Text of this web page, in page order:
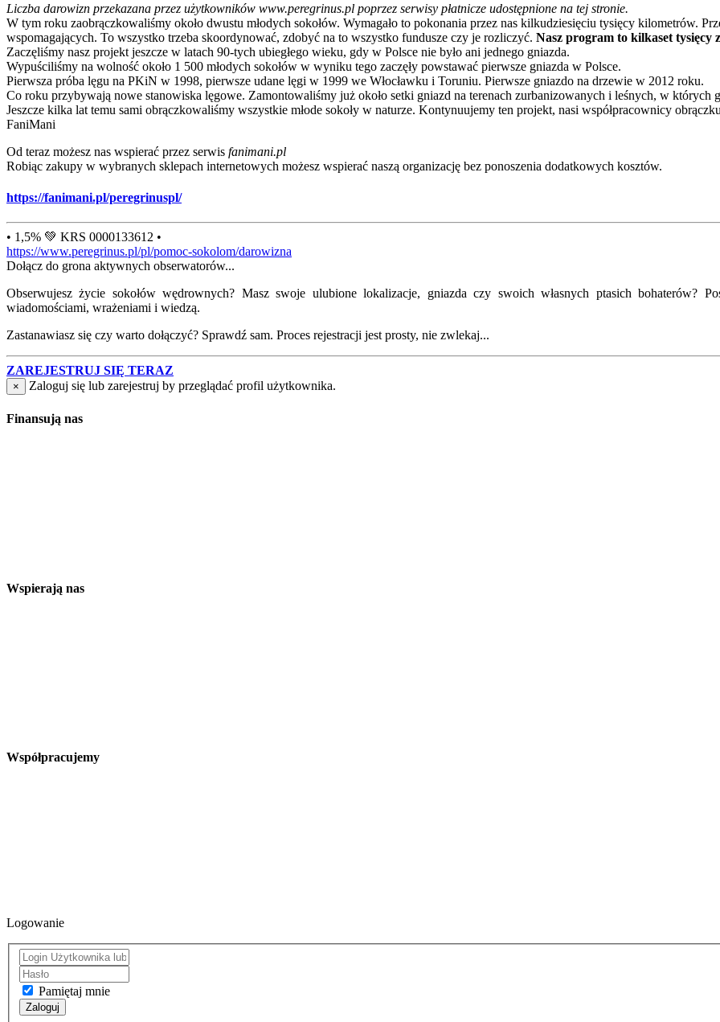
Liczba darowizn przekazana przez użytkowników www.peregrinus.pl poprzez serwisy płatnicze udostępnione na tej stronie.
W tym roku zaobrączkowaliśmy około dwustu młodych sokołów. Wymagało to pokonania przez nas kilkudziesięciu tysięcy kilometrów.
wspomagających. To wszystko trzeba skoordynować, zdobyć na to wszystko fundusze czy je rozliczyć. Nasz program to kilkaset tysięcy
Zaczęliśmy nasz projekt jeszcze w latach 90-tych ubiegłego wieku, gdy w Polsce nie było ani jednego gniazda.
Wypuściliśmy na wolność około 1 500 młodych sokołów w wyniku tego zaczęły powstawać pierwsze gniazda w Polsce.
Pierwsza próba lęgu na PKiN w 1998, pierwsze udane lęgi w 1999 we Włocławku i Toruniu. Pierwsze gniazdo na drzewie w 2012 roku.
Co roku przybywają nowe stanowiska lęgowe. Zamontowaliśmy już około setki gniazd na terenach zurbanizowanych i leśnych, w których
Jeszcze kilka lat temu sami obrączkowaliśmy wszystkie młode sokoły w naturze. Kontynuujemy ten projekt, nasi współpracownicy
FaniMani
Od teraz możesz nas wspierać przez serwis fanimani.pl
Robiąc zakupy w wybranych sklepach internetowych możesz wspierać naszą organizację bez ponoszenia dodatkowych kosztów.
https://fanimani.pl/peregrinuspl/
• 1,5% 💚 KRS 0000133612 •
https://www.peregrinus.pl/pl/pomoc-sokolom/darowizna
Dołącz do grona aktywnych obserwatorów...
Obserwujesz życie sokołów wędrownych? Masz swoje ulubione lokalizacje, gniazda czy swoich własnych ptasich bohaterów?
wiadomościami, wrażeniami i wiedzą.
Zastanawiasz się czy warto dołączyć? Sprawdź sam. Proces rejestracji jest prosty, nie zwlekaj...
ZAREJESTRUJ SIĘ TERAZ
× Zaloguj się lub zarejestruj by przeglądać profil użytkownika.
Finansują nas
Wspierają nas
Współpracujemy
Logowanie
Pamiętaj mnie
Zaloguj